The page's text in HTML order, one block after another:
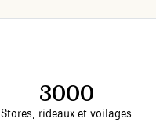
3000
Stores, rideaux et voilages